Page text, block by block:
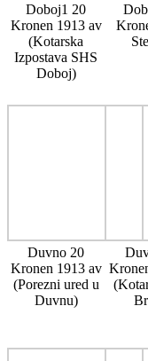
Doboj1 20
Kronen 1913 av
(Kotarska
Izpostava SHS
Doboj)
Duvno 20
Kronen 1913 av
(Porezni ured u
Duvnu)